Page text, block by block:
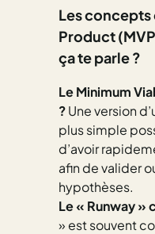
Les concepts
Product
ça te parle ?
Le Minimum
?Une version
plus simple
d’avoir
afin de valider
hypothèses.
Le « Runway »
» est souvent